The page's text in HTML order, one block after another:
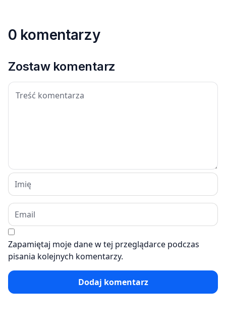
0 komentarzy
Zostaw komentarz
Zapamiętaj moje dane w tej przeglądarce podczas
pisania kolejnych komentarzy.
Dodaj komentarz